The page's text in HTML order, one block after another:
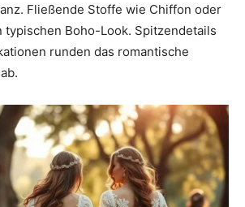
Fließende Stoffe wie Chiffon oder
typischen Boho-Look. Spitzendetails
runden das romantische